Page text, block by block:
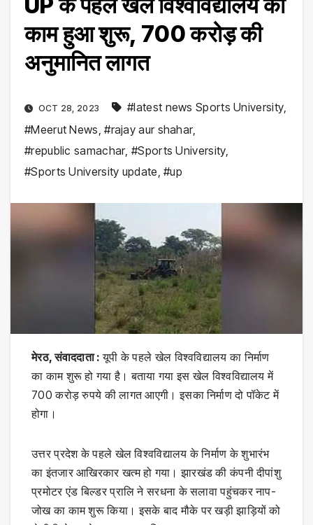
काम हुआ शुरू, 700 करोड़ की
अनुमानित लागत
OCT 28, 2023 #latest news Sports University
#Meerut News ,#rajay aur shahar,
#republic samachar,#Sports University
#Sports University update ,#up
मेरठ, संवाददाता :यूपी के पहले खेल विश्वविद्यालय का निर्माण
का काम शुरू हो गया है। बताया गया इस खेल विश्वविद्यालय में
700 करोड़ रुपये की लागत आएगी। इसका निर्माण दो पॉकेट में
होगा।
उत्तर प्रदेश के पहले खेल विश्वविद्यालय के निर्माण के शुभारंभ
का इंतजार आखिरकार खत्म हो गया। झारखंड की कंपनी दीपांशु
प्रमोटर एंड बिल्डर प्रालि ने सरधना के सलावा पहुंचकर नाप-
जोख का काम शुरू किया। इसके बाद मौके पर खड़ी झाड़ियों को